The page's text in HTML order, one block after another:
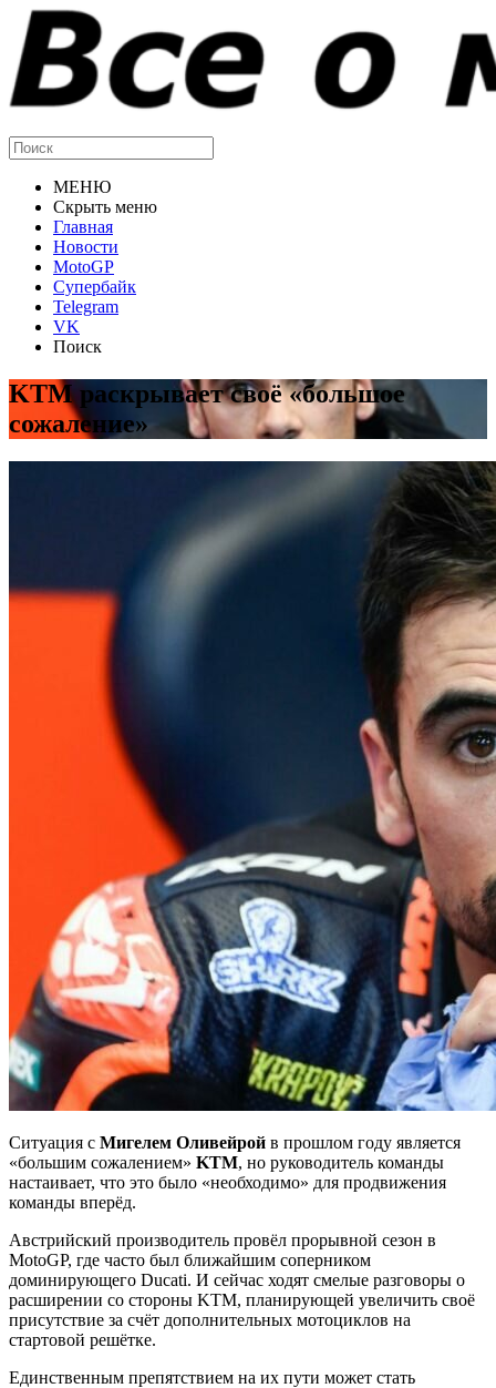
МЕНЮ
Скрыть меню
Главная
Новости
MotoGP
Супербайк
Telegram
VK
Поиск
KTM раскрывает своё «большое
сожаление»
Ситуация с Мигелем Оливейрой в прошлом году является
«большим сожалением» KTM, но руководитель команды
настаивает, что это было «необходимо» для продвижения
команды вперёд.
Австрийский производитель провёл прорывной сезон в
MotoGP, где часто был ближайшим соперником
доминирующего Ducati. И сейчас ходят смелые разговоры о
расширении со стороны KTM, планирующей увеличить своё
присутствие за счёт дополнительных мотоциклов на
стартовой решётке.
Единственным препятствием на их пути может стать